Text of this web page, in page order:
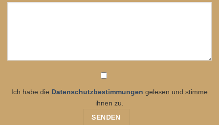
Ich habe die Datenschutzbestimmungen gelesen und stimme
ihnen zu.